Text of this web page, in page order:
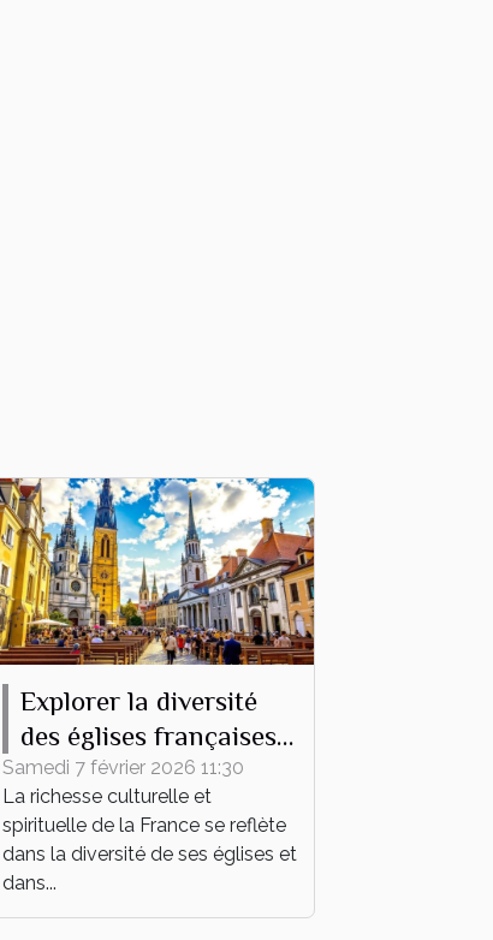
Explorer la diversité
des églises françaises à
travers leurs messes
Samedi 7 février 2026 11:30
La richesse culturelle et
spirituelle de la France se reflète
dans la diversité de ses églises et
dans...